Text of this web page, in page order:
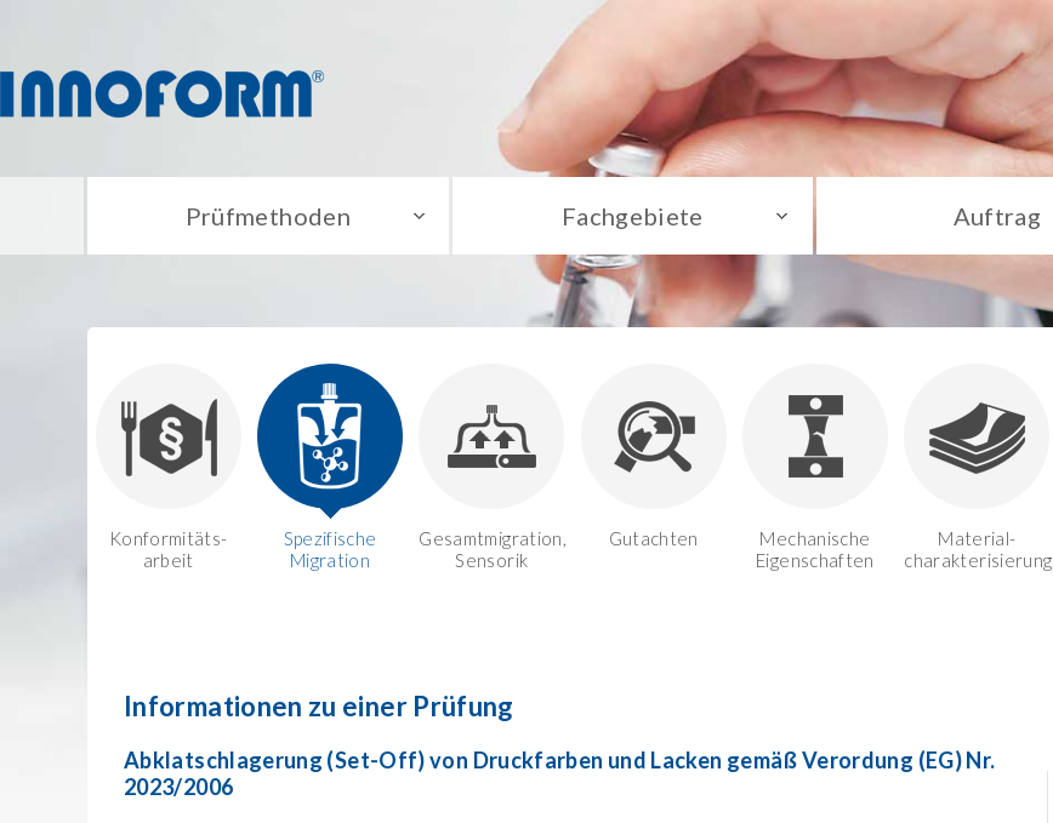
Prüfmethoden Fachgebiete Auftrag
Konformitäts-
arbeit
Spezifische
Migration
Gesamtmigration,
Sensorik
Gutachten
Mechanische
Eigenschaften
Material-
charakterisierung
Informationen zu einer Prüfung
Abklatschlagerung (Set-Off) von Druckfarben und Lacken gemäß Verordung (EG) Nr.
2023/2006